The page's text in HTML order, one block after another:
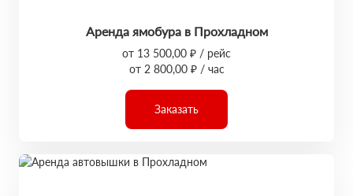
Аренда ямобура в Прохладном
от 13 500,00 ₽ / рейс
от 2 800,00 ₽ / час
Заказать